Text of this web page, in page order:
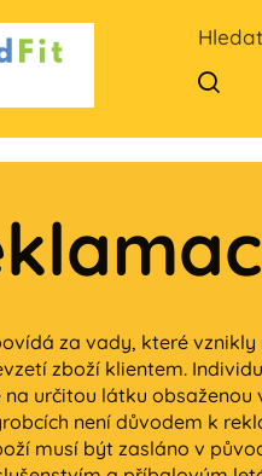
Hledat
za vady, které vznikly
zboží klientem.
určitou látku obsaženou
není důvodem k
musí být zasláno v